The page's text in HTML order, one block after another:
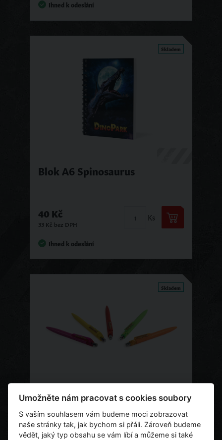
Ihned k odeslání
Skladem
Blok A6 Spinosaurus
40 Kč
33 Kč bez DPH
Ks
Ihned k odeslání
Skladem
Propiska DinoPark - různé
barvy
Umožněte nám pracovat s cookies soubory
S vaším souhlasem vám budeme moci zobrazovat
naše stránky tak, jak bychom si přáli. Zároveň budeme
vědět, jaký typ obsahu se vám líbí a můžeme si také